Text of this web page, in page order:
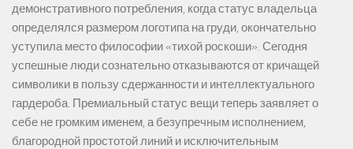
демонстративного потребления, когда статус владельца
определялся размером логотипа на груди, окончательно
уступила место философии «тихой роскоши». Сегодня
успешные люди сознательно отказываются от кричащей
символики в пользу сдержанности и интеллектуального
гардероба. Премиальный статус вещи теперь заявляет о
себе не громким именем, а безупречным исполнением,
благородной простотой линий и исключительным